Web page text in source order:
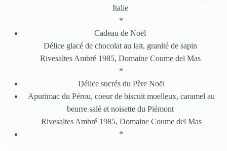
Italie
*
Cadeau de Noël
Délice glacé de chocolat au lait, granité de sapin
Rivesaltes Ambré 1985, Domaine Coume del Mas
*
Délice sucrés du Père Noël
Apurimac du Pérou, coeur de biscuit moelleux, caramel au
beurre salé et noisette du Piémont
Rivesaltes Ambré 1985, Domaine Coume del Mas
*